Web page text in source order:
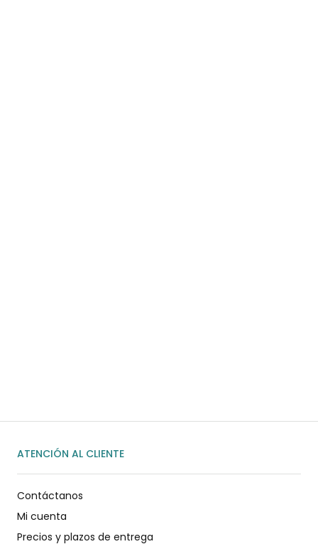
ATENCIÓN AL CLIENTE
Contáctanos
Mi cuenta
Precios y plazos de entrega